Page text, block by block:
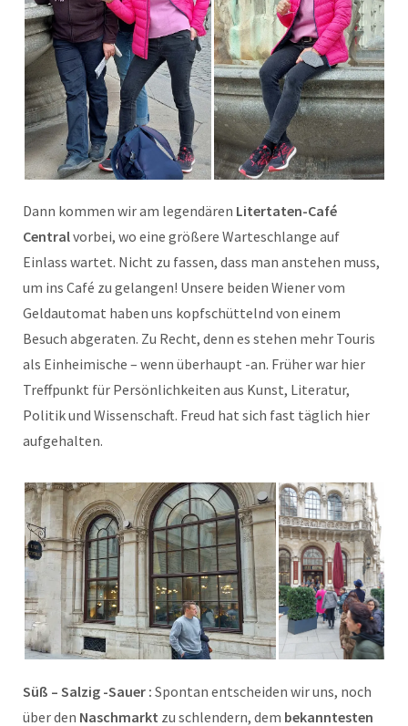
Dann kommen wir am legendären Litertaten-Café
Centralvorbei, wo eine größere Warteschlange auf
Einlass wartet. Nicht zu fassen, dass man anstehen muss,
um ins Café zu gelangen! Unsere beiden Wiener vom
Geldautomat haben uns kopfschüttelnd von einem
Besuch abgeraten. Zu Recht, denn es stehen mehr Touris
als Einheimische – wenn überhaupt -an. Früher war hier
Treffpunkt für Persönlichkeiten aus Kunst, Literatur,
Politik und Wissenschaft. Freud hat sich fast täglich hier
aufgehalten.
Süß – Salzig -Sauer : Spontan entscheiden wir uns, noch
über den Naschmarkt zu schlendern, dem bekanntesten